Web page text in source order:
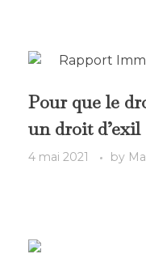
Pour que le
un droit d’exil
4 mai 2021 by